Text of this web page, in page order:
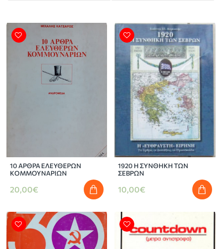
10 ΑΡΘΡΑ ΕΛΕΥΘΕΡΩΝ
ΚΟΜΜΟΥΝΑΡΙΩΝ
20,00€
1920 Η ΣΥΝΘΗΚΗ ΤΩΝ
ΣΕΒΡΩΝ
10,00€